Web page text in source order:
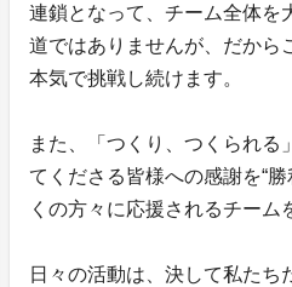
連鎖となって、チーム全体を
道ではありませんが、だから
本気で挑戦し続けます。
また、「つくり、つくられる
てくださる皆様への感謝を“
くの方々に応援されるチーム
日々の活動は、決して私たち